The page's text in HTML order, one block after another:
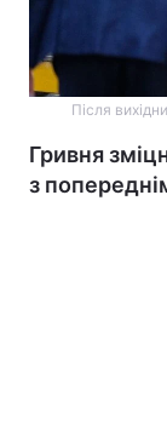
Після
Гривня
з